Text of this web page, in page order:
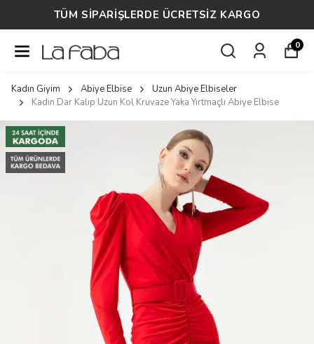
TÜM SİPARİŞLERDE ÜCRETSİZ KARGO
0
Kadın Giyim Abiye Elbise
Uzun Abiye Elbiseler
Kadın Dar Kalıp Uzun Kol Kruvaze Yaka Yırtmaçlı Abiye Elbise